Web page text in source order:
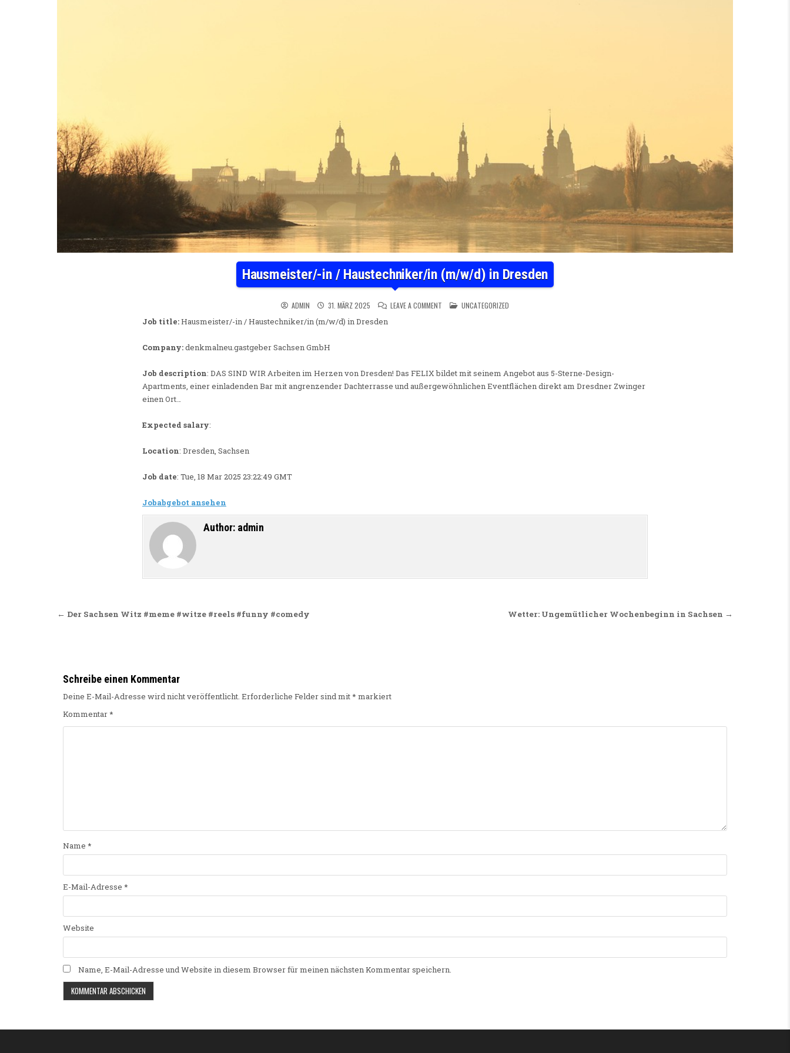
Hausmeister/-in / Haustechniker/in (m/w/d) in Dresden
ADMIN 31. MÄRZ 2025 LEAVE A COMMENT ON HAUSMEISTER/-IN / HAUSTECHNIKER/IN (M/W/D) IN DRESDEN
POSTED IN
UNCATEGORIZED
Job title:Hausmeister/-in / Haustechniker/in (m/w/d) in Dresden
Company:denkmalneu.gastgeber Sachsen GmbH
Job description: DAS SIND WIR Arbeiten im Herzen von Dresden! Das FELIX bildet mit seinem Angebot aus 5-Sterne-Design-
Apartments, einer einladenden Bar mit angrenzender Dachterrasse und außergewöhnlichen Eventflächen direkt am Dresdner Zwinger
einen Ort…
Expected salary:
Location: Dresden, Sachsen
Job date: Tue, 18 Mar 2025 23:22:49 GMT
Jobabgebot ansehen
Author: admin
Beitragsnavigation Wetter: Ungemütlicher Wochenbeginn in Sachsen →
← Der Sachsen Witz #meme #witze #reels #funny #comedy
Schreibe einen Kommentar
Deine E-Mail-Adresse wird nicht veröffentlicht. Erforderliche Felder sind mit* markiert
Kommentar*
Name *
E-Mail-Adresse *
Website
Name, E-Mail-Adresse und Website in diesem Browser für meinen nächsten Kommentar speichern.